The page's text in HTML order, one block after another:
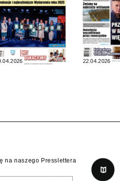
22.04.2026
na naszego Presslettera